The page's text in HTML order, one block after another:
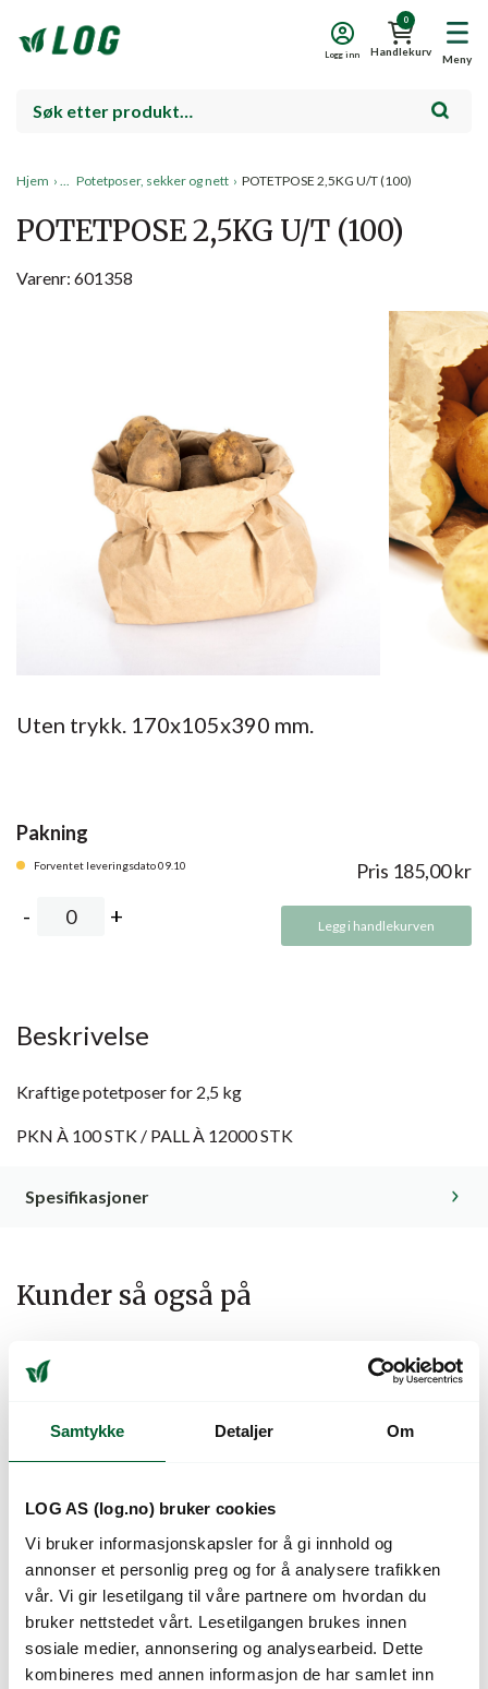
Samtykke Detaljer Om
LOG AS (log.no) bruker cookies
Vi bruker informasjonskapsler for å gi innhold og
annonser et personlig preg og for å analysere trafikken
vår. Vi gir lesetilgang til våre partnere om hvordan du
bruker nettstedet vårt. Lesetilgangen brukes innen
sosiale medier, annonsering og analysearbeid. Dette
kombineres med annen informasjon de har samlet inn
Meny
0
Handlekurv
Logg inn
Hjem › Potetposer, sekker og nett › POTETPOSE 2,5KG U/T (100)
POTETPOSE 2,5KG U/T (100)
Varenr: 601358
Uten trykk. 170x105x390 mm.
Pakning
Forventet leveringsdato 09.10 Pris 185,00kr
Legg i handlekurven
Beskrivelse
Kraftige potetposer for 2,5 kg
PKN À 100 STK / PALL À 12000 STK
Spesifikasjoner
Kunder så også på
POTETPOSE 15 KG
MED TRYKK (BUNT Á
100 stk)
POTETPOSE 2,5 KG
MED TRYKK
«NORSKE
GÅRDSPOTETER»
(BUNT Á 100 stk)